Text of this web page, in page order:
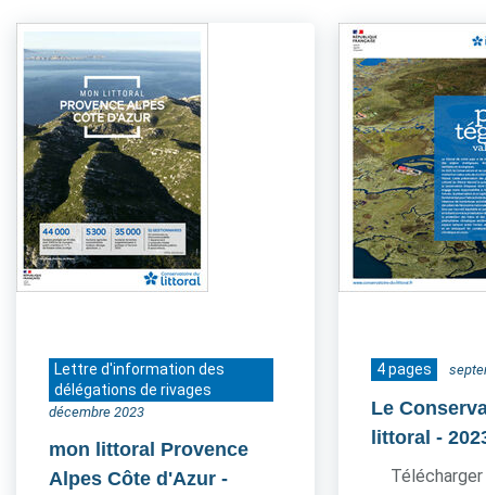
Lettre d'information des
délégations de rivages
décembre 2023
mon littoral Provence
Alpes Côte d'Azur -
4 pages
Le
littoral-